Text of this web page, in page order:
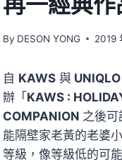
By DESON YONG 2019
自 KAWS 與 UNIQLO
辦「KAWS :
COMPANION 之後可
能隔壁家老黃的老婆
等級，像等級低的可